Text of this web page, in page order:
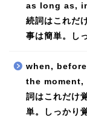
as long as, in
続詞はこれだ
事は簡単。し
when,
the moment,
詞はこれだけ
単。しっかり